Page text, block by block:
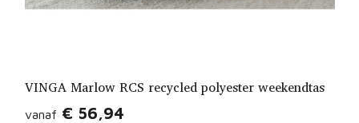
VINGA Marlow RCS recycled polyester weekendtas
vanaf € 56,94